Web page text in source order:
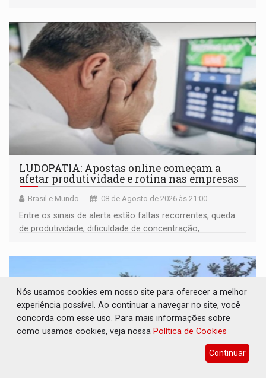
LUDOPATIA: Apostas online começam a
afetar produtividade e rotina nas empresas
Brasil e Mundo 08 de Agosto de 2026 às 21:00
Entre os sinais de alerta estão faltas recorrentes, queda
de produtividade, dificuldade de concentração,
Nós usamos cookies em nosso site para oferecer a melhor
experiência possível. Ao continuar a navegar no site, você
concorda com esse uso. Para mais informações sobre
como usamos cookies, veja nossa Política de Cookies
Continuar